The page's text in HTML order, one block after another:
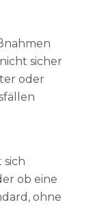
sicher
oder
sich
ob eine
ohne